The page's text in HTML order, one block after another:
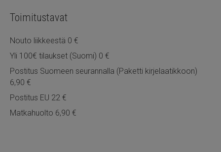
Toimitustavat
Nouto liikkeestä 0 €
Yli 100€ tilaukset (Suomi) 0 €
Postitus Suomeen seurannalla (Paketti kirjelaatikkoon)
6,90 €
Postitus EU 22 €
Matkahuolto 6,90 €